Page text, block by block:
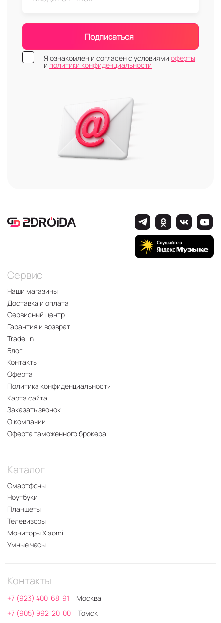
Подписаться
Я ознакомлен и согласен с условиями оферты
и политики конфиденциальности
Сервис
Наши магазины
Доставка и оплата
Сервисный центр
Гарантия и возврат
Trade-In
Блог
Контакты
Оферта
Политика конфиденциальности
Карта сайта
Заказать звонок
О компании
Оферта таможенного брокера
Каталог
Смартфоны
Ноутбуки
Планшеты
Телевизоры
Мониторы Xiaomi
Умные часы
Контакты
+7 (923) 400-68-91
Москва
+7 (905) 992-20-00
Томск